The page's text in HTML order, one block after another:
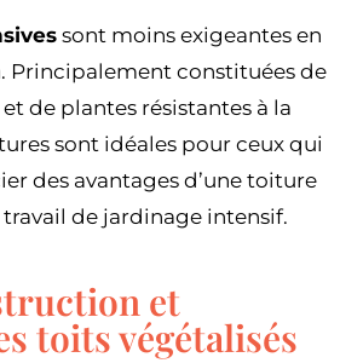
sont moins exigeantes en
Principalement constituées de
et de plantes résistantes à la
sont idéales pour ceux qui
des avantages d’une toiture
travail de jardinage intensif.
et
toits végétalisés